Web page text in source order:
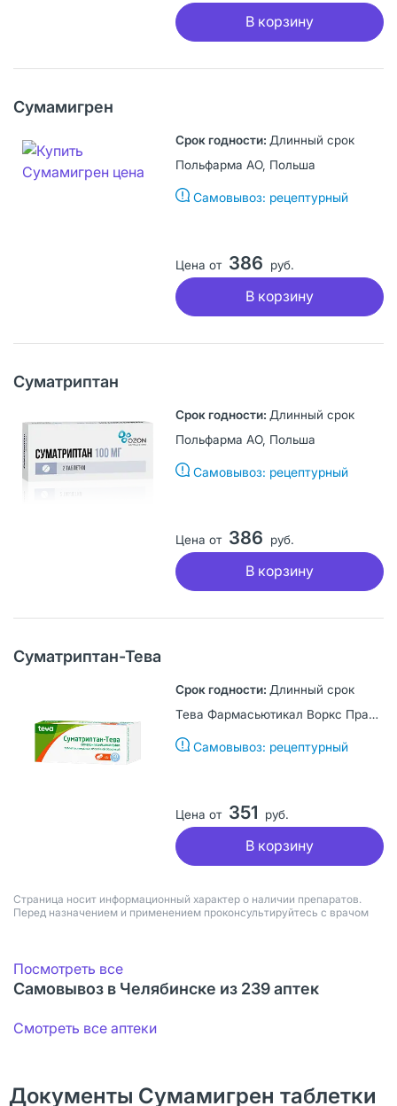
В корзину
Сумамигрен
Длинный срок
Польфарма АО, Польша
Самовывоз: рецептурный
Цена от 386 руб.
В корзину
Суматриптан
Длинный срок
Польфарма АО, Польша
Самовывоз: рецептурный
Цена от 386 руб.
В корзину
Суматриптан-Тева
Длинный срок
Тева Фармасьютикал Воркс Прайвэт Лимитед Компани, Венгрия
Самовывоз: рецептурный
Цена от 351 руб.
В корзину
Страница носит информационный характер о наличии препаратов.
Перед назначением и применением проконсультируйтесь с врачом
Посмотреть все
Самовывоз в Челябинске из 239 аптек
Смотреть все аптеки
Документы Сумамигрен таблетки